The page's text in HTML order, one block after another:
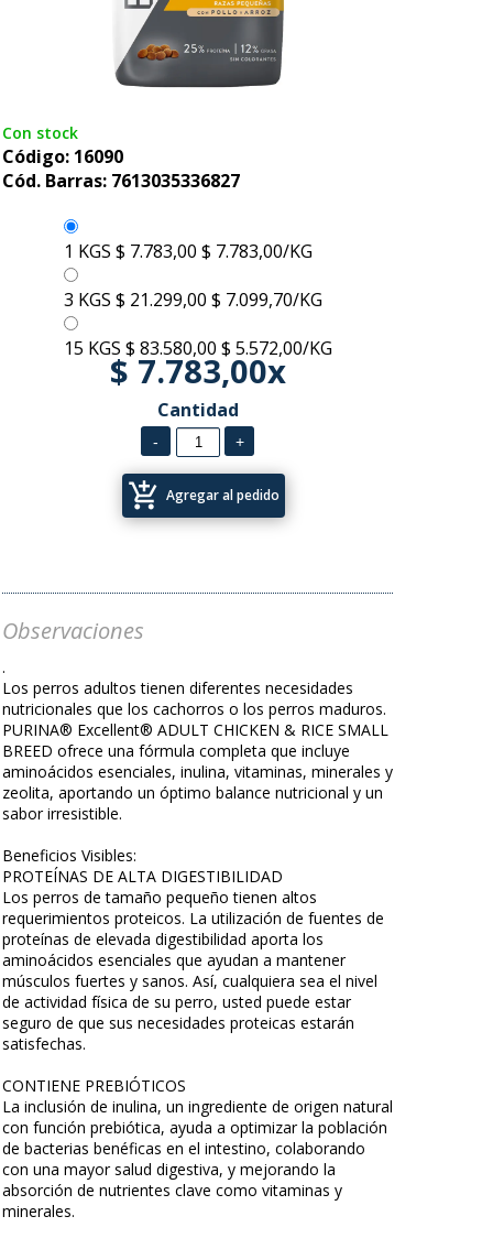
Con stock
Código: 16090
Cód. Barras: 7613035336827
1 KGS $ 7.783,00 $ 7.783,00/KG
3 KGS $ 21.299,00 $ 7.099,70/KG
15 KGS $ 83.580,00 $ 5.572,00/KG
$ 7.783,00x
Cantidad
add_shopping_cart Agregar al pedido
Observaciones
.
Los perros adultos tienen diferentes necesidades
nutricionales que los cachorros o los perros maduros.
PURINA® Excellent® ADULT CHICKEN & RICE SMALL
BREED ofrece una fórmula completa que incluye
aminoácidos esenciales, inulina, vitaminas, minerales y
zeolita, aportando un óptimo balance nutricional y un
sabor irresistible.
Beneficios Visibles:
PROTEÍNAS DE ALTA DIGESTIBILIDAD
Los perros de tamaño pequeño tienen altos
requerimientos proteicos. La utilización de fuentes de
proteínas de elevada digestibilidad aporta los
aminoácidos esenciales que ayudan a mantener
músculos fuertes y sanos. Así, cualquiera sea el nivel
de actividad física de su perro, usted puede estar
seguro de que sus necesidades proteicas estarán
satisfechas.
CONTIENE PREBIÓTICOS
La inclusión de inulina, un ingrediente de origen natural
con función prebiótica, ayuda a optimizar la población
de bacterias benéficas en el intestino, colaborando
con una mayor salud digestiva, y mejorando la
absorción de nutrientes clave como vitaminas y
minerales.